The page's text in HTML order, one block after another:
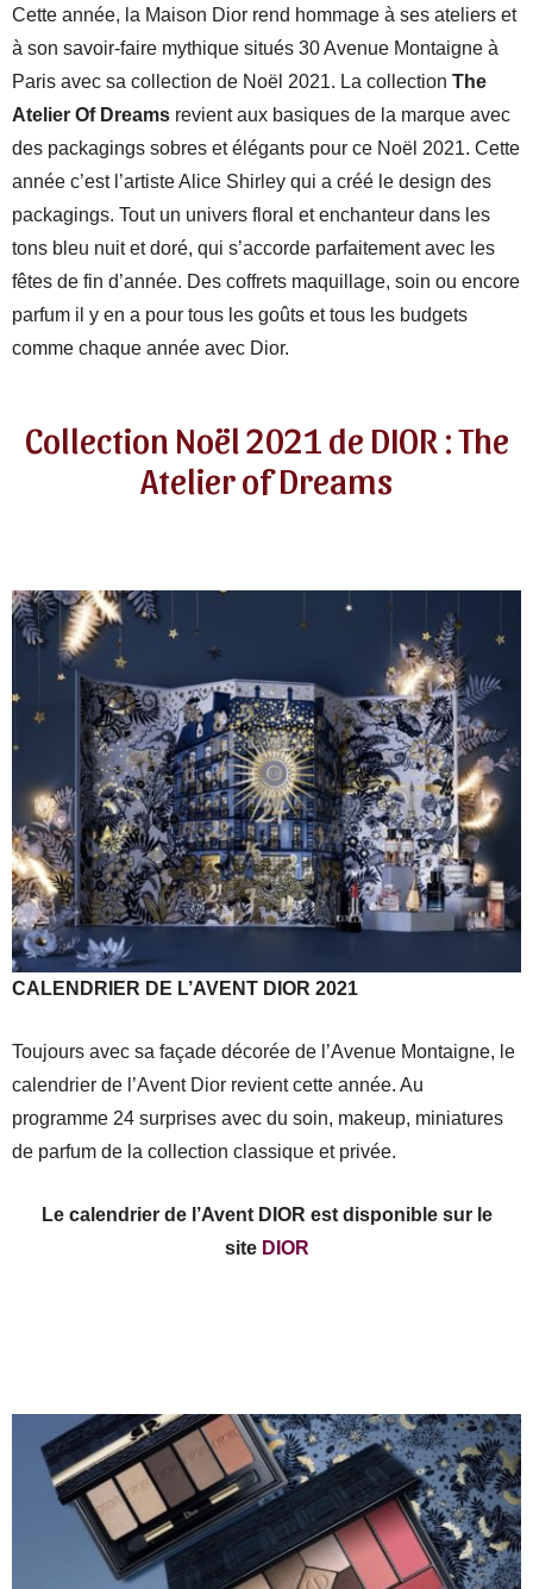
Cette année, la Maison Dior rend hommage à ses ateliers et
à son savoir-faire mythique situés 30 Avenue Montaigne à
Paris avec sa collection de Noël 2021. La collection The
Atelier Of Dreams revient aux basiques de la marque avec
des packagings sobres et élégants pour ce Noël 2021. Cette
année c’est l’artiste Alice Shirley qui a créé le design des
packagings. Tout un univers floral et enchanteur dans les
tons bleu nuit et doré, qui s’accorde parfaitement avec les
fêtes de fin d’année. Des coffrets maquillage, soin ou encore
parfum il y en a pour tous les goûts et tous les budgets
comme chaque année avec Dior.
Collection Noël 2021 de DIOR : The
Atelier of Dreams
CALENDRIER DE L’AVENT DIOR 2021
Toujours avec sa façade décorée de l’Avenue Montaigne, le
calendrier de l’Avent Dior revient cette année. Au
programme 24 surprises avec du soin, makeup, miniatures
de parfum de la collection classique et privée.
Le calendrier de l’Avent DIOR est disponible sur le
site DIOR